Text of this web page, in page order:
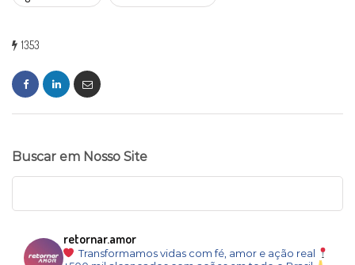
1353
Buscar em Nosso Site
retornar.amor
Transformamos vidas com fé, amor e ação real